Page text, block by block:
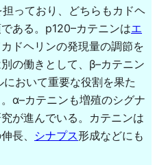
っており、どちらもカドヘ
ある。p120–カテニンはエ
ドヘリンの発現量の調節を
の働きとして、β–カテニン
おいて重要な役割を果た
α–カテニンも増殖のシグナ
が進んでいる。カテニンは
長、 シナプス形成などにも